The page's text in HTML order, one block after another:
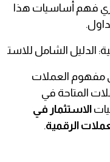
فهم أساسيات هذا
مفهوم العملات
المتاحة في
الاستثمار في
الرقمية.